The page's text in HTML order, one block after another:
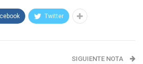
Twitter
SIGUIENTE NOTA